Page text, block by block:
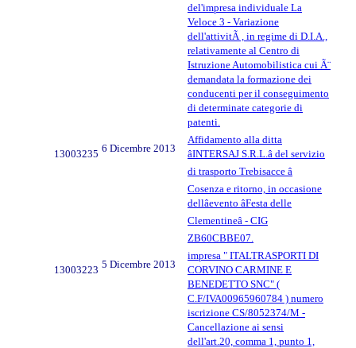
del'impresa individuale La
Veloce 3 - Variazione
dell'attivitÃ , in regime di D.I.A.,
relativamente al Centro di
Istruzione Automobilistica cui Ã¨
demandata la formazione dei
conducenti per il conseguimento
di determinate categorie di
patenti.
13003235 6 Dicembre 2013
Affidamento alla ditta
âINTERSAJ S.R.L.â del servizio
di trasporto Trebisacce â
Cosenza e ritorno, in occasione
dellâevento âFesta delle
Clementineâ - CIG
ZB60CBBE07.
13003223 5 Dicembre 2013
impresa " ITALTRASPORTI DI
CORVINO CARMINE E
BENEDETTO SNC" (
C.F/IVA00965960784 ) numero
iscrizione CS/8052374/M -
Cancellazione ai sensi
dell'art.20, comma 1, punto 1,